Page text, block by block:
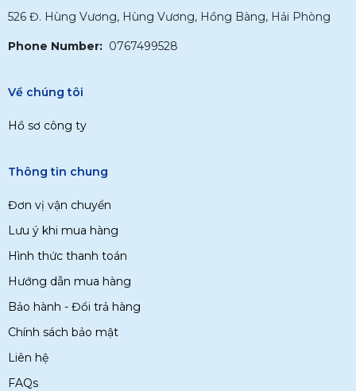
526 Đ. Hùng Vương, Hùng Vương, Hồng Bàng, Hải Phòng
Phone Number: 0767499528
Về chúng tôi
Hồ sơ công ty
Thông tin chung
Đơn vị vận chuyển
Lưu ý khi mua hàng
Hình thức thanh toán
Hướng dẫn mua hàng
Bảo hành - Đổi trả hàng
Chính sách bảo mật
Liên hệ
FAQs